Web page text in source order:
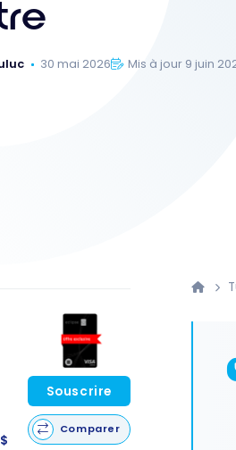
30 mai 2026 Mis à jour 9 juin
Souscrire
Comparer